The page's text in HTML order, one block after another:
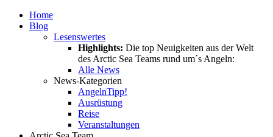
Home
Blog
Lesenswertes
Highlights: Die top Neuigkeiten aus der Welt
des Arctic Sea Teams rund um´s Angeln:
Alle News
News-Kategorien
AngelnTipp!
Ausrüstung
Reise
Veranstaltungen